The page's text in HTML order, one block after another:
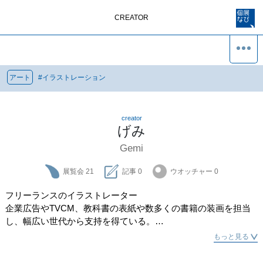
CREATOR
アート #イラストレーション
creator
げみ
Gemi
展覧会 21 記事 0 ウオッチャー 0
フリーランスのイラストレーター
企業広告やTVCM、教科書の表紙や数多くの書籍の装画を担当
し、幅広い世代から支持を得ている。
もっと見る